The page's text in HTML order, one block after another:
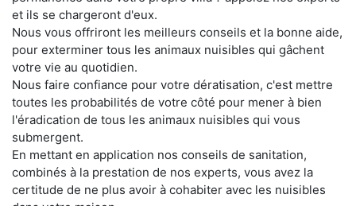
et ils se chargeront d'eux.
Nous vous offriront les meilleurs conseils et la bonne aide,
pour exterminer tous les animaux nuisibles qui gâchent
votre vie au quotidien.
Nous faire confiance pour votre dératisation, c'est mettre
toutes les probabilités de votre côté pour mener à bien
l'éradication de tous les animaux nuisibles qui vous
submergent.
En mettant en application nos conseils de sanitation,
combinés à la prestation de nos experts, vous avez la
certitude de ne plus avoir à cohabiter avec les nuisibles